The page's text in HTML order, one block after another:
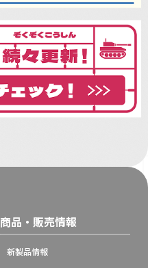
商品・販売情報
新製品情報